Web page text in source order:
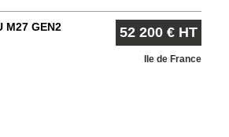
M27 GEN2 52 200 € HT
Ile de France